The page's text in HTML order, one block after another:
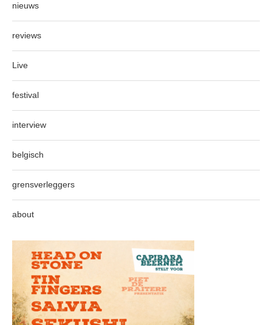
nieuws
reviews
Live
festival
interview
belgisch
grensverleggers
about